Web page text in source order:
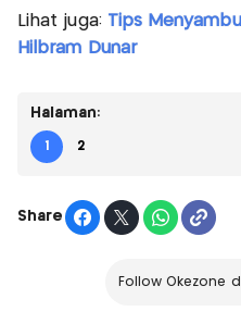
Lihat juga: Tips
Hilbram Dunar
Halaman:
1 2
Share
Follow Okezone